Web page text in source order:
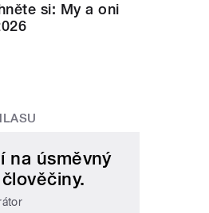
si: My a oni
na úsměvný